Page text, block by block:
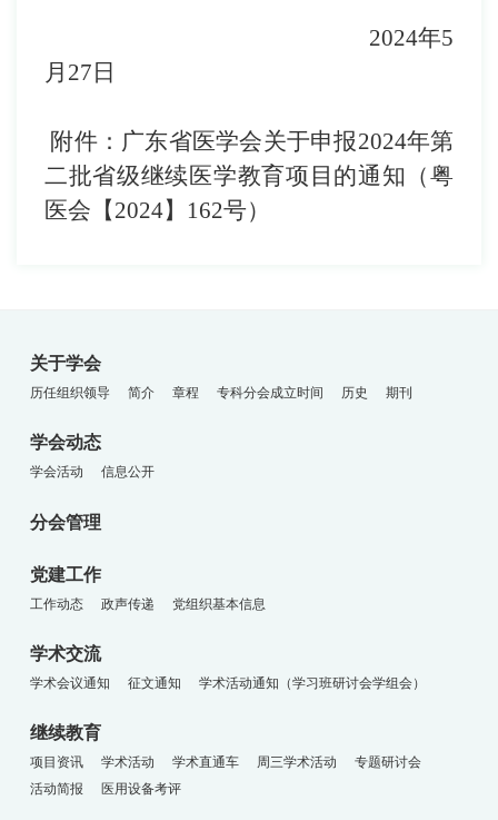
2024年5
月 27 日
附件： 广东省医学会关于申报2024年第
二批省级继续医学教育项目的通知（粤
医会【2024】162号）
关于学会
历任组织领导 简介 章程 专科分会成立时间 历史 期刊
学会动态
学会活动 信息公开
分会管理
党建工作
工作动态 政声传递 党组织基本信息
学术交流
学术会议通知 征文通知 学术活动通知（学习班研讨会学组会）
继续教育
项目资讯 学术活动 学术直通车 周三学术活动
专题研讨会
活动简报
医用设备考评